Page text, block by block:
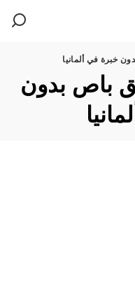
خبرة في ألمانيا
باص بدون